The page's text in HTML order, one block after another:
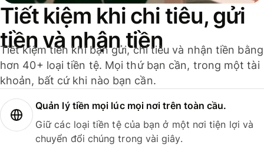
Tiết kiệm khi chi tiêu, gửi
tiền và nhận tiền
Tiết kiệm tiền khi bạn gửi, chi tiêu và nhận tiền bằng
hơn 40+ loại tiền tệ. Mọi thứ bạn cần, trong một tài
khoản, bất cứ khi nào bạn cần.
Quản lý tiền mọi lúc mọi nơi trên toàn cầu.
Giữ các loại tiền tệ của bạn ở một nơi tiện lợi và
chuyển đổi chúng trong vài giây.